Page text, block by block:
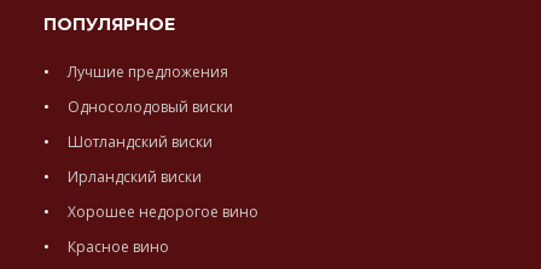
ПОПУЛЯРНОЕ
Лучшие предложения
Односолодовый виски
Шотландский виски
Ирландский виски
Хорошее недорогое вино
Красное вино